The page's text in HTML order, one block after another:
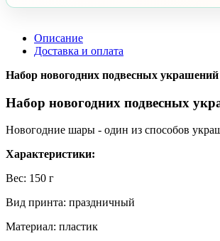
Описание
Доставка и оплата
Набор новогодних подвесных
Набор новогодних подвесных
Новогодние шары - один из способов
Характеристики:
Вес: 150 г
Вид принта: праздничный
Материал: пластик